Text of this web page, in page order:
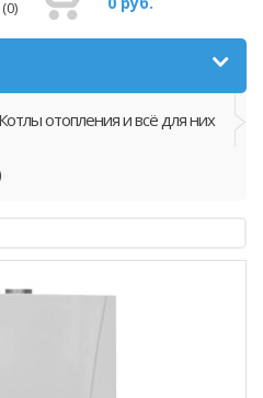
(0)
Котлы отопления и всё для них